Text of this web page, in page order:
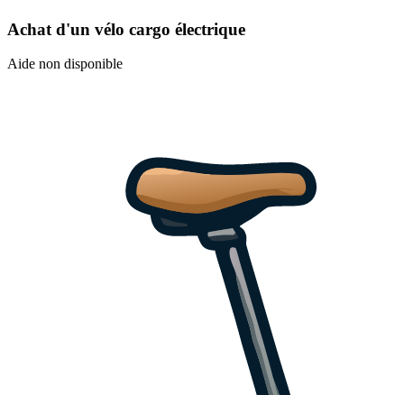
Achat d'un vélo cargo électrique
Aide non disponible